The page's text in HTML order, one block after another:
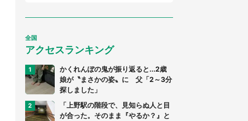
全国
アクセスランキング
かくれんぼの鬼が振り返ると...2歳
娘が〝まさかの姿〟に 父「2～3分
探しました」
「上野駅の階段で、見知らぬ人と目
が合った。そのまま『やるか？』と